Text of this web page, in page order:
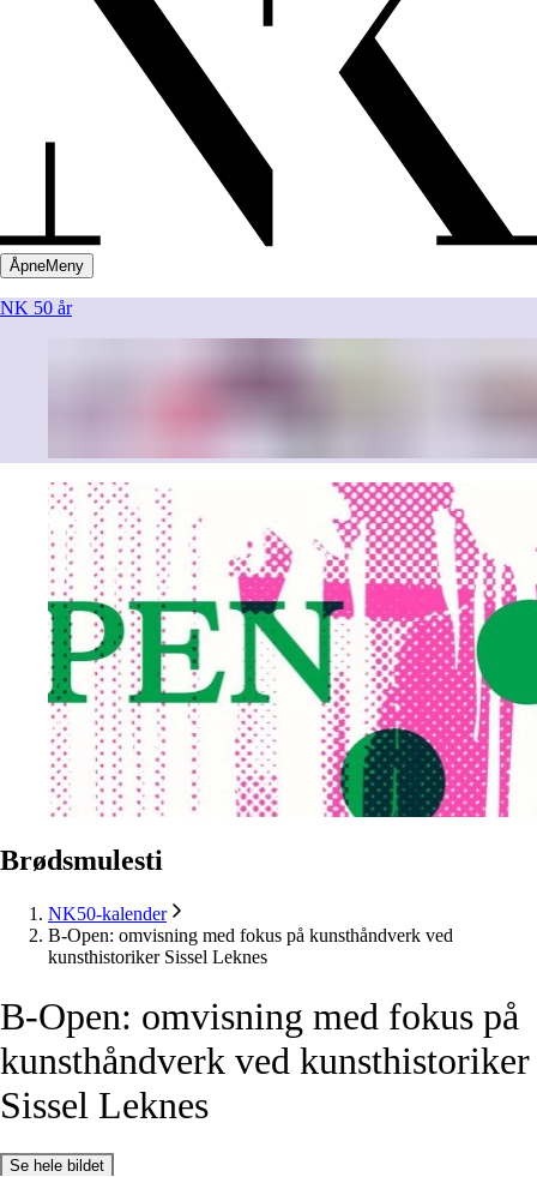
ÅpneMeny
NK 50 år
Brødsmulesti
NK50-kalender
B-Open: omvisning med fokus på kunsthåndverk ved
kunsthistoriker Sissel Leknes
B-Open: omvisning med fokus på
kunsthåndverk ved kunsthistoriker
Sissel Leknes
Se hele bildet